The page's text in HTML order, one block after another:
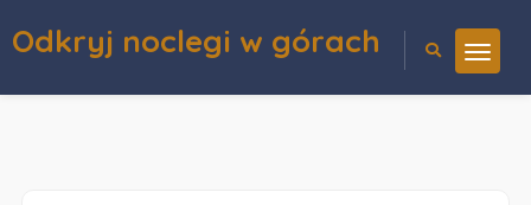
Odkryj noclegi w górach